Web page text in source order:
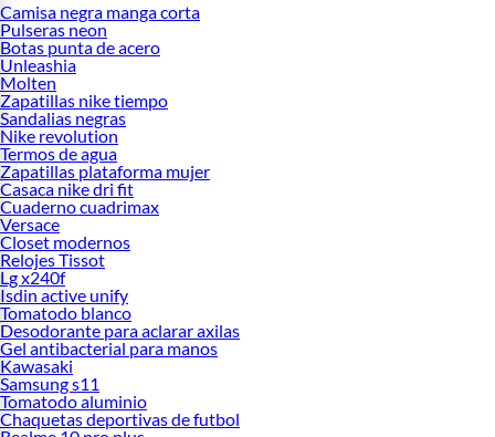
Camisa negra manga corta
Pulseras neon
Botas punta de acero
Unleashia
Molten
Zapatillas nike tiempo
Sandalias negras
Nike revolution
Termos de agua
Zapatillas plataforma mujer
Casaca nike dri fit
Cuaderno cuadrimax
Versace
Closet modernos
Relojes Tissot
Lg x240f
Isdin active unify
Tomatodo blanco
Desodorante para aclarar axilas
Gel antibacterial para manos
Kawasaki
Samsung s11
Tomatodo aluminio
Chaquetas deportivas de futbol